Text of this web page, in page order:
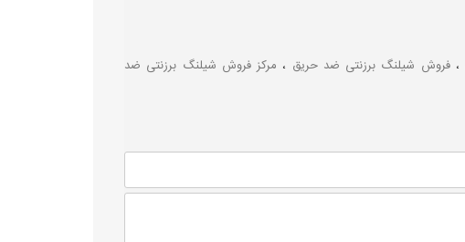
،فروش شیلنگ برزنتی ضد حریق ، مرکز فروش شیلنگ برزنتی ضد